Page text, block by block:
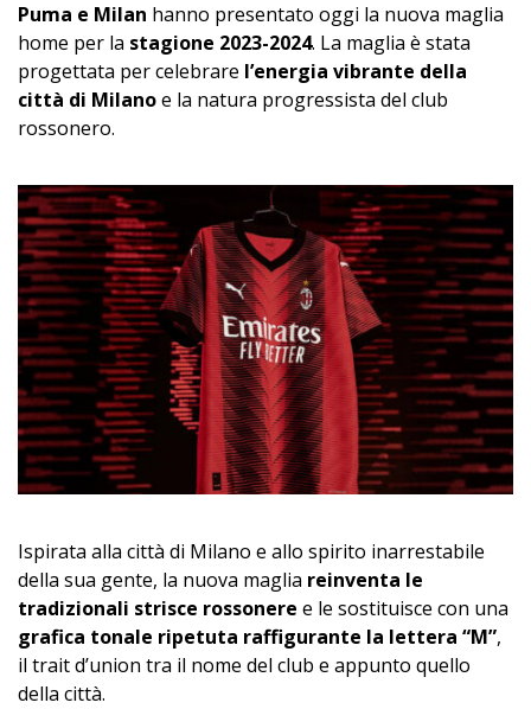
Puma e Milan hanno presentato oggi la nuova maglia
home per la stagione 2023-2024. La maglia è stata
progettata per celebrare l’energia vibrante della
città di Milanoe la natura progressista del club
rossonero.
Ispirata alla città di Milano e allo spirito inarrestabile
della sua gente, la nuova maglia reinventa le
tradizionali strisce rossonere e le sostituisce con una
grafica tonale ripetuta raffigurante la lettera “M”,
il trait d’union tra il nome del club e appunto quello
della città.